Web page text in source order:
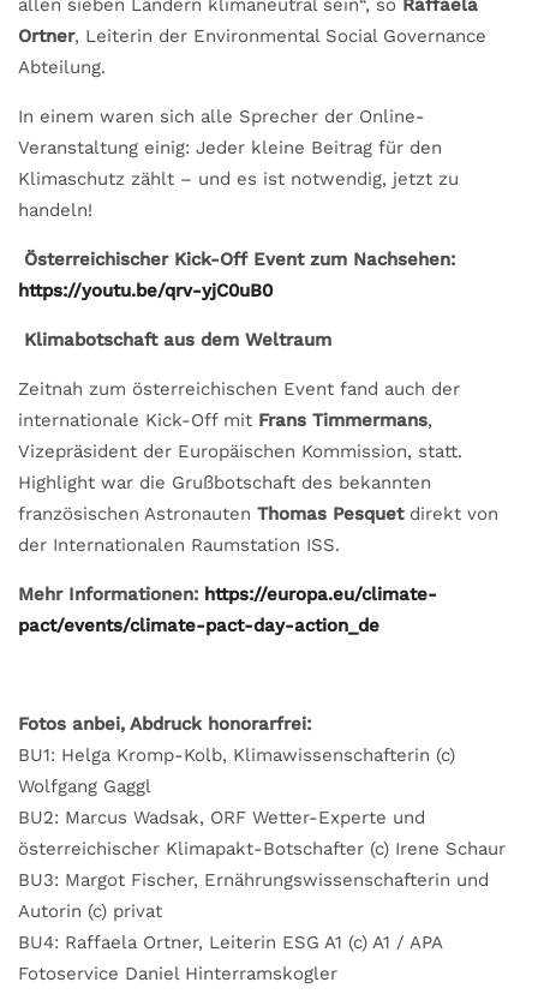
allen sieben Ländern klimaneutral sein“, so Raffaela
Ortner, Leiterin der Environmental Social Governance
Abteilung.
In einem waren sich alle Sprecher der Online-
Veranstaltung einig: Jeder kleine Beitrag für den
Klimaschutz zählt – und es ist notwendig, jetzt zu
handeln!
Österreichischer Kick-Off Event zum Nachsehen:
https://youtu.be/qrv-yjC0uB0
Klimabotschaft aus dem Weltraum
Zeitnah zum österreichischen Event fand auch der
internationale Kick-Off mit Frans Timmermans,
Vizepräsident der Europäischen Kommission, statt.
Highlight war die Grußbotschaft des bekannten
französischen Astronauten Thomas Pesquetdirekt von
der Internationalen Raumstation ISS.
Mehr Informationen: https://europa.eu/climate-
pact/events/climate-pact-day-action_de
Fotos anbei, Abdruck honorarfrei:
BU1: Helga Kromp-Kolb, Klimawissenschafterin (c)
Wolfgang Gaggl
BU2: Marcus Wadsak, ORF Wetter-Experte und
österreichischer Klimapakt-Botschafter (c) Irene Schaur
BU3: Margot Fischer, Ernährungswissenschafterin und
Autorin (c) privat
BU4: Raffaela Ortner, Leiterin ESG A1 (c) A1 / APA
Fotoservice Daniel Hinterramskogler